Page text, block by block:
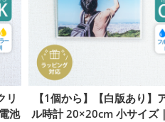
リ
池
【1個から】【白版あり】
ル時計 20×20cm 小サイズ